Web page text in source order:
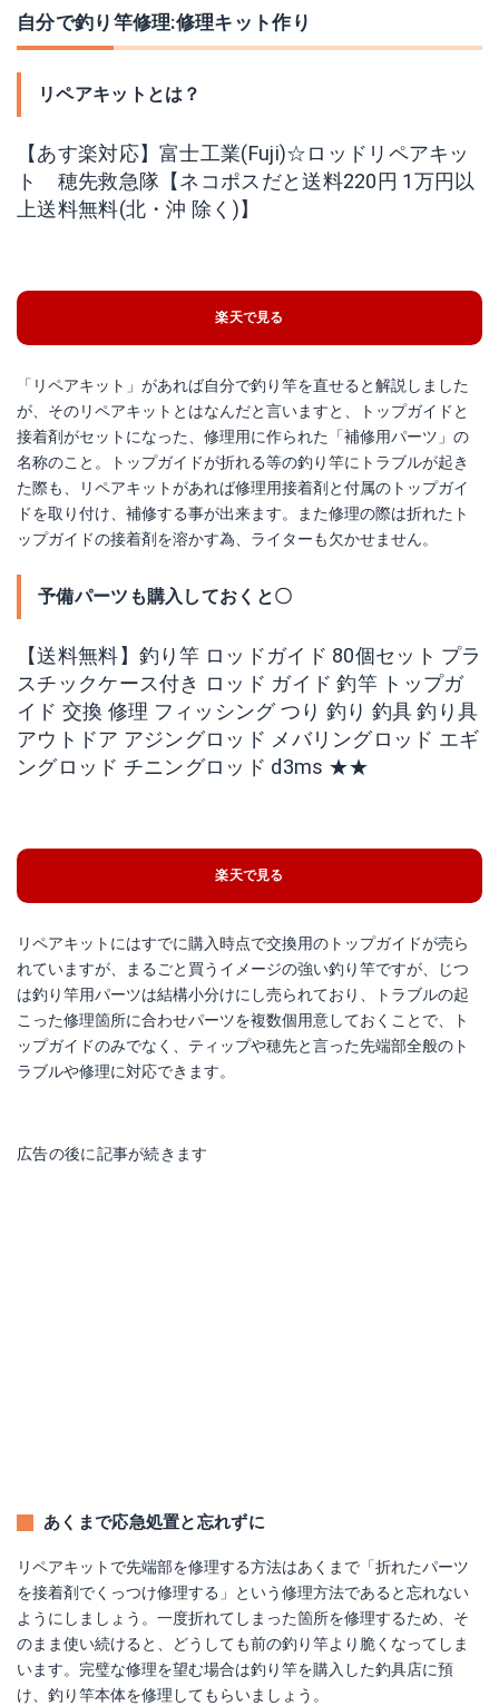
自分で釣り竿修理:修理キット作り
リペアキットとは？
【あす楽対応】富士工業(Fuji)☆ロッドリペアキッ
ト 穂先救急隊【ネコポスだと送料220円 1万円以
上送料無料(北・沖 除く)】
楽天で見る
「リペアキット」があれば自分で釣り竿を直せると解説しました
が、そのリペアキットとはなんだと言いますと、トップガイドと
接着剤がセットになった、修理用に作られた「補修用パーツ」の
名称のこと。トップガイドが折れる等の釣り竿にトラブルが起き
た際も、リペアキットがあれば修理用接着剤と付属のトップガイ
ドを取り付け、補修する事が出来ます。また修理の際は折れたト
ップガイドの接着剤を溶かす為、ライターも欠かせません。
予備パーツも購入しておくと〇
【送料無料】釣り竿 ロッドガイド 80個セット プラ
スチックケース付き ロッド ガイド 釣竿 トップガ
イド 交換 修理 フィッシング つり 釣り 釣具 釣り具
アウトドア アジングロッド メバリングロッド エギ
ングロッド チニングロッド d3ms ★★
楽天で見る
リペアキットにはすでに購入時点で交換用のトップガイドが売ら
れていますが、まるごと買うイメージの強い釣り竿ですが、じつ
は釣り竿用パーツは結構小分けにし売られており、トラブルの起
こった修理箇所に合わせパーツを複数個用意しておくことで、ト
ップガイドのみでなく、ティップや穂先と言った先端部全般のト
ラブルや修理に対応できます。
広告の後に記事が続きます
あくまで応急処置と忘れずに
リペアキットで先端部を修理する方法はあくまで「折れたパーツ
を接着剤でくっつけ修理する」という修理方法であると忘れない
ようにしましょう。一度折れてしまった箇所を修理するため、そ
のまま使い続けると、どうしても前の釣り竿より脆くなってしま
います。完璧な修理を望む場合は釣り竿を購入した釣具店に預
け、釣り竿本体を修理してもらいましょう。